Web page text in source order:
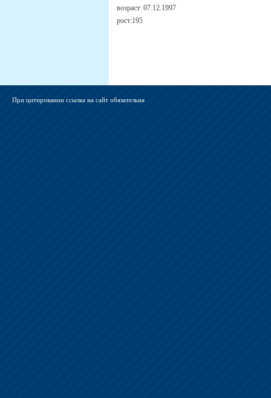
возраст: 07.12.1997
рост:195
При цитировании ссылка на сайт обязательна